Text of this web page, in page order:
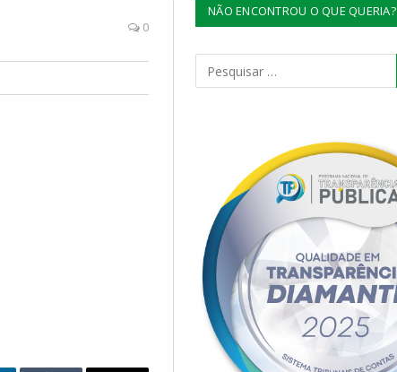
0
NÃO ENCONTROU O QUE QUERIA?